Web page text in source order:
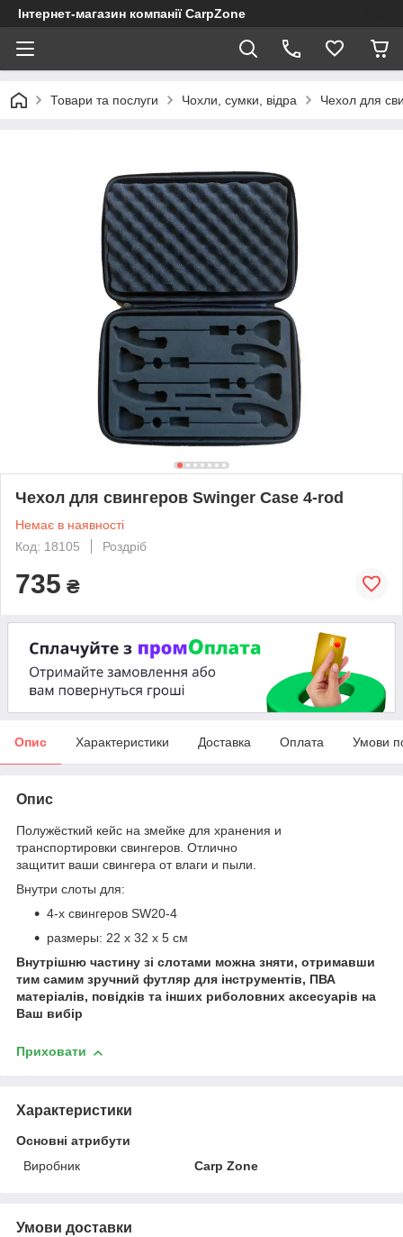
Інтернет-магазин компанії CarpZone
Товари та послуги Чохли, сумки, відра Чехол для
Чехол для свингеров Swinger Case 4-rod
Немає в наявності
Код: 18105
Роздріб
735 ₴
Опис Характеристики Доставка Оплата Умови
Опис
Полужёсткий кейс на змейке для хранения и
транспортировки свингеров. Отлично
защитит ваши свингера от влаги и пыли.
Внутри слоты для:
4-х свингеров SW20-4
размеры: 22 х 32 х 5 см
Внутрішню частину зі слотами можна зняти, отримавши
тим самим зручний футляр для інструментів, ПВА
матеріалів, повідків та інших риболовних аксесуарів на
Ваш вибір
Приховати
Характеристики
Основні атрибути
Виробник
Carp Zone
Умови доставки